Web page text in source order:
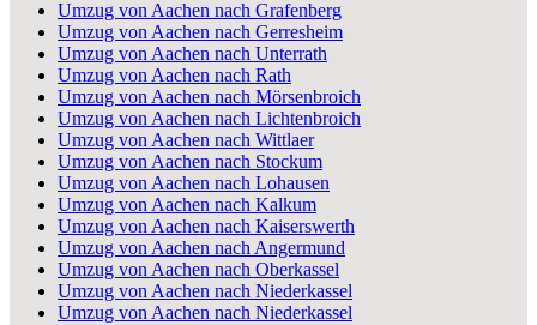
Umzug von Aachen nach Grafenberg
Umzug von Aachen nach Gerresheim
Umzug von Aachen nach Unterrath
Umzug von Aachen nach Rath
Umzug von Aachen nach Mörsenbroich
Umzug von Aachen nach Lichtenbroich
Umzug von Aachen nach Wittlaer
Umzug von Aachen nach Stockum
Umzug von Aachen nach Lohausen
Umzug von Aachen nach Kalkum
Umzug von Aachen nach Kaiserswerth
Umzug von Aachen nach Angermund
Umzug von Aachen nach Oberkassel
Umzug von Aachen nach Niederkassel
Umzug von Aachen nach Niederkassel